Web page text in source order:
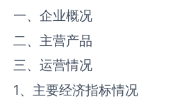
一、企业概况
二、主营产品
三、运营情况
1、主要经济指标情况